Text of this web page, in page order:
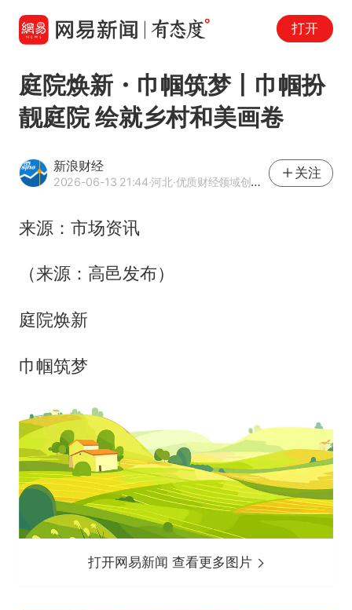
打开
庭院焕新・巾帼筑梦丨巾帼扮
靓庭院 绘就乡村和美画卷
新浪财经
2026-06-13 21:44·河北·优质财经领域创作者
关注
来源：市场资讯
（来源：高邑发布）
庭院焕新
巾帼筑梦
打开网易新闻 查看更多图片